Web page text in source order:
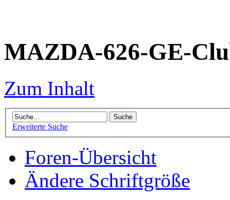
MAZDA-626-GE-
Zum Inhalt
Erweiterte Suche
Foren-Übersicht
Ändere Schriftgröße